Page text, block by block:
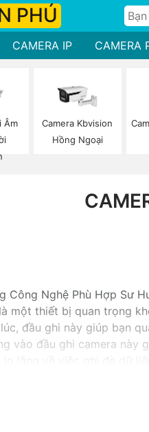
PHÚ
CAMERA IP CAMERA
Âm
Camera Kbvision
Hồng Ngoại
Công Nghệ Phù Hợp Sư
một thiết bị quan trọng
đầu ghi này giúp bạn
vào đầu ghi camera
giám sát an ninh
đầu tư vào sản phẩm